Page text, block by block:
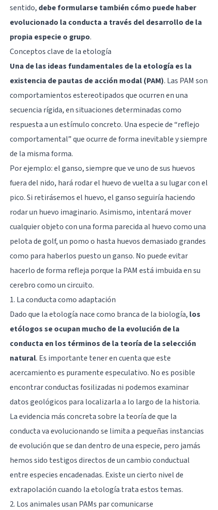
sentido, debe formularse también cómo puede haber
evolucionado la conducta a través del desarrollo de la
propia especie o grupo.
Conceptos clave de la etología
Una de las ideas fundamentales de la etología es la
existencia de pautas de acción modal (PAM). Las PAM son
comportamientos estereotipados que ocurren en una
secuencia rígida, en situaciones determinadas como
respuesta a un estímulo concreto. Una especie de “reflejo
comportamental” que ocurre de forma inevitable y siempre
de la misma forma.
Por ejemplo: el ganso, siempre que ve uno de sus huevos
fuera del nido, hará rodar el huevo de vuelta a su lugar con el
pico. Si retirásemos el huevo, el ganso seguiría haciendo
rodar un huevo imaginario. Asimismo, intentará mover
cualquier objeto con una forma parecida al huevo como una
pelota de golf, un pomo o hasta huevos demasiado grandes
como para haberlos puesto un ganso. No puede evitar
hacerlo de forma refleja porque la PAM está imbuida en su
cerebro como un circuito.
1. La conducta como adaptación
Dado que la etología nace como branca de la biología, los
etólogos se ocupan mucho de la evolución de la
conducta en los términos de la teoría de la selección
natural. Es importante tener en cuenta que este
acercamiento es puramente especulativo. No es posible
encontrar conductas fosilizadas ni podemos examinar
datos geológicos para localizarla a lo largo de la historia.
La evidencia más concreta sobre la teoría de que la
conducta va evolucionando se limita a pequeñas instancias
de evolución que se dan dentro de una especie, pero jamás
hemos sido testigos directos de un cambio conductual
entre especies encadenadas. Existe un cierto nivel de
extrapolación cuando la etología trata estos temas.
2. Los animales usan PAMs par comunicarse